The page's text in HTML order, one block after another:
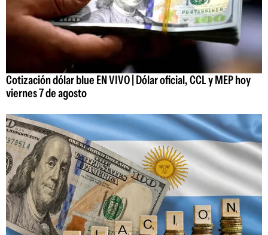
Cotización dólar blue EN VIVO | Dólar oficial, CCL y MEP hoy
viernes 7 de agosto